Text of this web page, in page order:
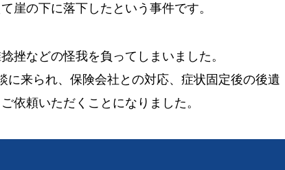
崖の下に落下したという事件です。
挫などの怪我を負ってしまいました。
に来られ、保険会社との対応、症状固定後の後遺
依頼いただくことになりました。